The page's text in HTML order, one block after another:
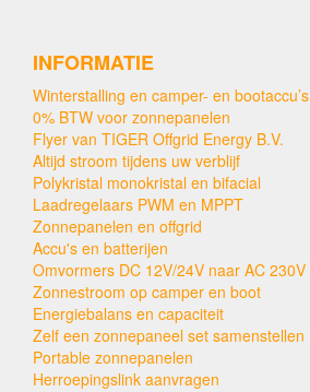
INFORMATIE
Winterstalling en camper- en bootaccu’s
0% BTW voor zonnepanelen
Flyer van TIGER Offgrid Energy B.V.
Altijd stroom tijdens uw verblijf
Polykristal monokristal en bifacial
Laadregelaars PWM en MPPT
Zonnepanelen en offgrid
Accu's en batterijen
Omvormers DC 12V/24V naar AC 230V
Zonnestroom op camper en boot
Energiebalans en capaciteit
Zelf een zonnepaneel set samenstellen
Portable zonnepanelen
Herroepingslink aanvragen